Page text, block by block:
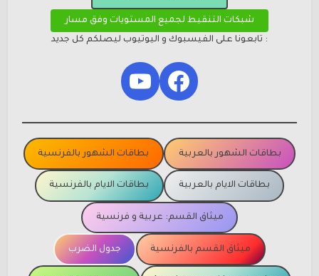
شبكات التنقيط لجميع المستويات وفق مسار
: تابعونا على الفيسبوك و اليوتيوب ليصلكم كل جديد
Facebook
YouTube
بطاقات الشهور بالعربية بطاقات الشهور بالفرنسية
بطاقات الايام بالعربية بطاقات الايام بالفرنسية
ميثاق القسم: عربية و فرنسية
ميثاق القسم بالفرنسية جدول الضرب